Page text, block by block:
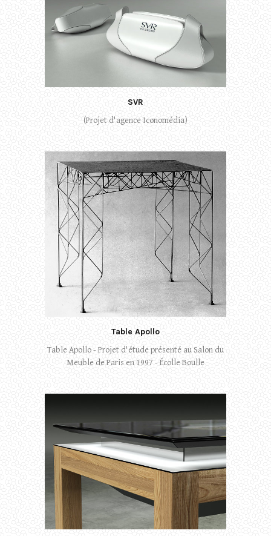
SVR
(Projet d'agence Iconomédia)
Table Apollo
Table Apollo - Projet d'étude présenté au Salon du
Meuble de Paris en 1997 - Écolle Boulle